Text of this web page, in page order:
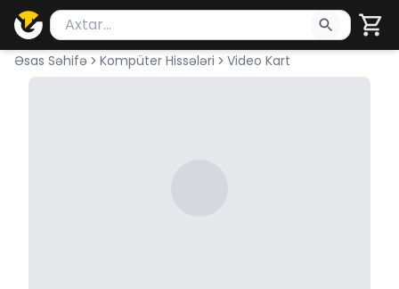
Məhsul axtar
Axtarış üçün ən azı 2 simvol yazın. Göndərmək
Əsas Səhifə Kompüter Hissələri Video Kart